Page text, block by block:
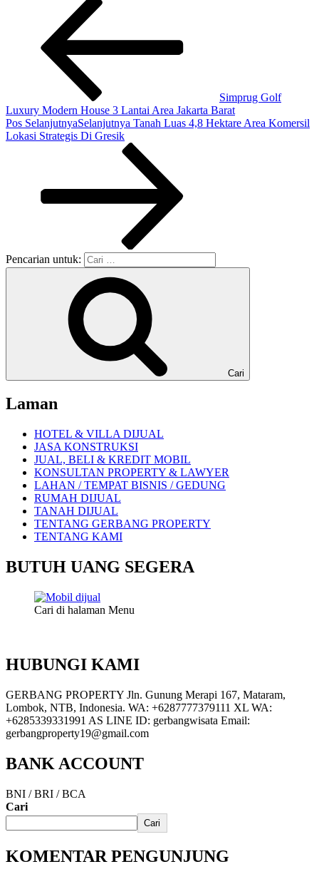
Simprug Golf
Luxury Modern House 3 Lantai Area Jakarta Barat
Pos SelanjutnyaSelanjutnya Tanah Luas 4,8 Hektare Area Komersil
Lokasi Strategis Di Gresik
Pencarian untuk:
Cari
Laman
HOTEL & VILLA DIJUAL
JASA KONSTRUKSI
JUAL, BELI & KREDIT MOBIL
KONSULTAN PROPERTY & LAWYER
LAHAN / TEMPAT BISNIS / GEDUNG
RUMAH DIJUAL
TANAH DIJUAL
TENTANG GERBANG PROPERTY
TENTANG KAMI
BUTUH UANG SEGERA
Cari di halaman Menu
HUBUNGI KAMI
GERBANG PROPERTY Jln. Gunung Merapi 167, Mataram,
Lombok, NTB, Indonesia. WA: +6287777379111 XL WA:
+6285339331991 AS LINE ID: gerbangwisata Email:
gerbangproperty19@gmail.com
BANK ACCOUNT
BNI / BRI / BCA
Cari
Cari
KOMENTAR PENGUNJUNG